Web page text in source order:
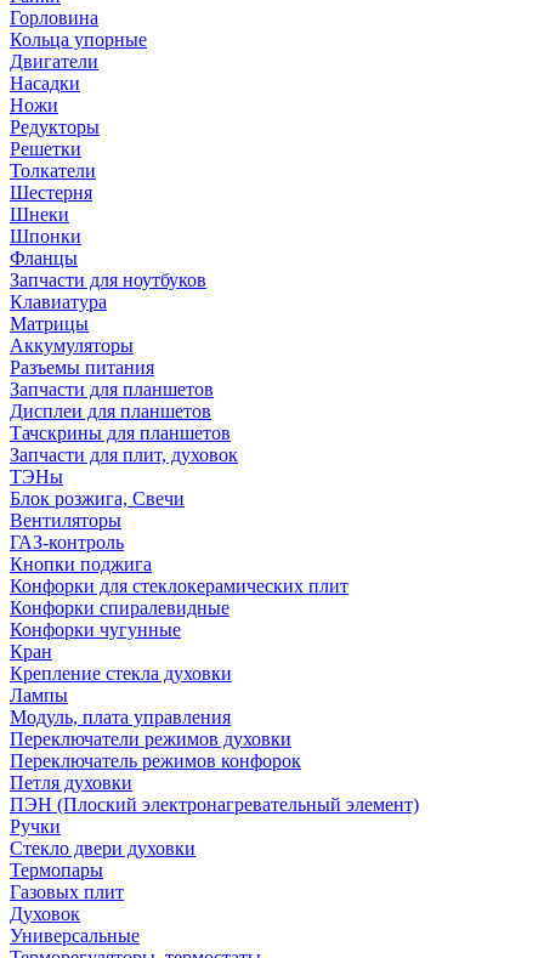
Горловина
Кольца упорные
Двигатели
Насадки
Ножи
Редукторы
Решетки
Толкатели
Шестерня
Шнеки
Шпонки
Фланцы
Запчасти для ноутбуков
Клавиатура
Матрицы
Аккумуляторы
Разъемы питания
Запчасти для планшетов
Дисплеи для планшетов
Тачскрины для планшетов
Запчасти для плит, духовок
ТЭНы
Блок розжига, Свечи
Вентиляторы
ГАЗ-контроль
Кнопки поджига
Конфорки для стеклокерамических плит
Конфорки спиралевидные
Конфорки чугунные
Кран
Крепление стекла духовки
Лампы
Модуль, плата управления
Переключатели режимов духовки
Переключатель режимов конфорок
Петля духовки
ПЭН (Плоский электронагревательный элемент)
Ручки
Стекло двери духовки
Термопары
Газовых плит
Духовок
Универсальные